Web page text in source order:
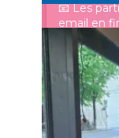
📧 Les
email en
synthèse
il y a 4 mois
Voir sur